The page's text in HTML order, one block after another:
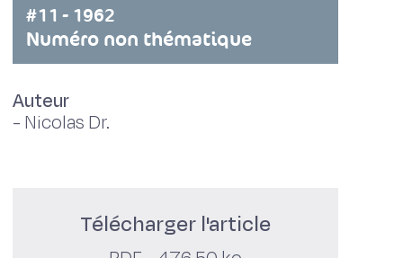
#11 - 1962
Numéro non thématique
Auteur
- Nicolas Dr.
Télécharger l'article